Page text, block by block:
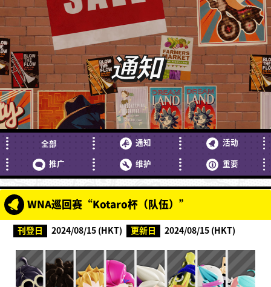
通知
全部 通知
活动
推广
维护 重要
WNA巡回赛“Kotaro杯（队伍）”
刊登日 2024/08/15 (HKT) 更新日 2024/08/15 (HKT)